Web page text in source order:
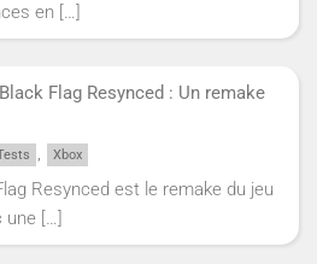
en […]
Flag Resynced : Un remake
Xbox
Resynced est le remake du jeu
une […]